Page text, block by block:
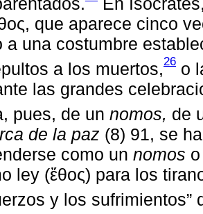
que aparece cinco
a una costumbre
a los muertos,26 o
las grandes
pues, de un nomos, de
de la paz (8) 91, se
como un nomos
ley (ἔθος) para los
y los sufrimientos”